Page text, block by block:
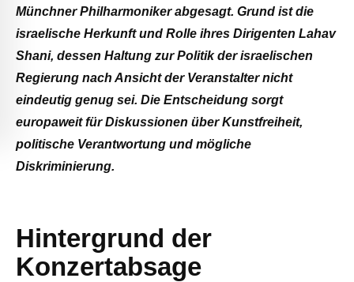
Münchner Philharmoniker abgesagt. Grund ist die
israelische Herkunft und Rolle ihres Dirigenten Lahav
Shani, dessen Haltung zur Politik der israelischen
Regierung nach Ansicht der Veranstalter nicht
eindeutig genug sei. Die Entscheidung sorgt
europaweit für Diskussionen über Kunstfreiheit,
politische Verantwortung und mögliche
Diskriminierung.
Hintergrund der
Konzertabsage